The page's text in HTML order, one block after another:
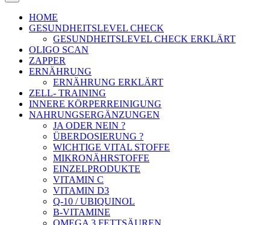
HOME
GESUNDHEITSLEVEL CHECK
GESUNDHEITSLEVEL CHECK ERKLÄRT
OLIGO SCAN
ZAPPER
ERNÄHRUNG
ERNÄHRUNG ERKLÄRT
ZELL- TRAINING
INNERE KÖRPERREINIGUNG
NAHRUNGSERGÄNZUNGEN
JA ODER NEIN ?
ÜBERDOSIERUNG ?
WICHTIGE VITAL STOFFE
MIKRONÄHRSTOFFE
EINZELPRODUKTE
VITAMIN C
VITAMIN D3
Q-10 / UBIQUINOL
B-VITAMINE